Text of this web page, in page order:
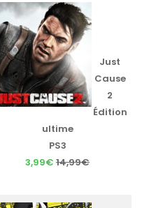
Just
Cause
2
Édition
ultime
PS3
3,99€ 14,99€